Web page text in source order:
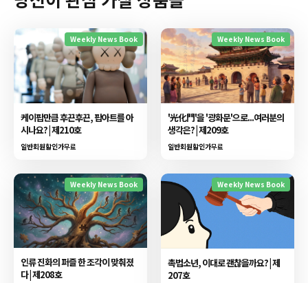
Weekly News Book
케이팝만큼 후끈후끈, 팝아트를 아
시나요? | 제210호
일반회원할인가무료
Weekly News Book
'光化門'을 '광화문'으로...여러분의
생각은? | 제209호
일반회원할인가무료
Weekly News Book
인류 진화의 퍼즐 한 조각이 맞춰졌
다 | 제208호
Weekly News Book
촉법소년, 이대로 괜찮을까요? | 제
207호